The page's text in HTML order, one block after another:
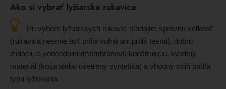
Ako si vybrať lyžiarske rukavice
Pri výbere lyžiarskych rukavíc hľadajte: správnu veľkosť
(rukavica nesmie byť príliš voľná ani príliš tesná), dobrú
izoláciu a vodeodolnú/membránovú konštrukciu, kvalitný
materiál (koža alebo ošetrený syntetika) a vhodný strih podľa
typu lyžovania.